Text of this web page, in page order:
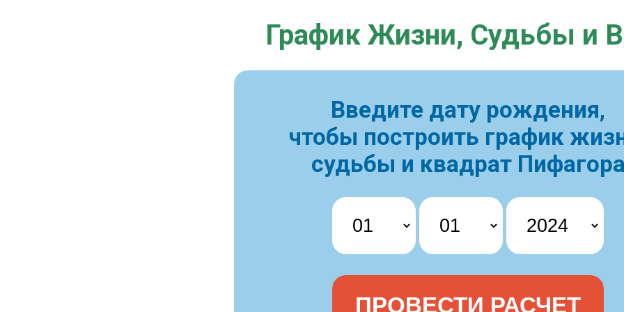
График Жизни, Судьбы и
Введите дату рождения,
чтобы построить график
судьбы и квадрат Пифагора
ПРОВЕСТИ РАСЧЕТ